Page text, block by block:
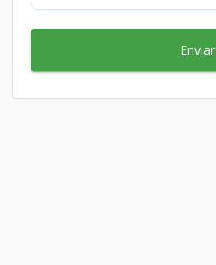
Enviar